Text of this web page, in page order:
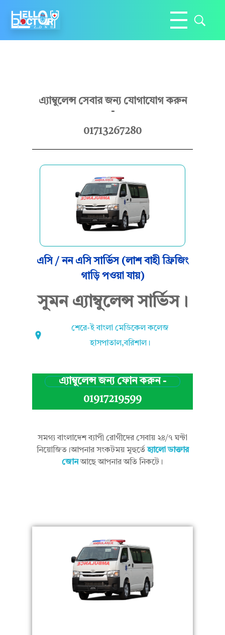
সং
ম
যা
ম্বু
লে
ন্স
এ্যাম্বুলেন্স সেবার জন্য যোগাযোগ করুন
-
01713267280
এসি / নন এসি সার্ভিস (লাশ বাহী ফ্রিজিং
গাড়ি পওয়া যায়)
সুমন এ্যাম্বুলেন্স সার্ভিস।
শেরে-ই বাংলা মেডিকেল কলেজ
হাসপাতাল,বরিশাল।
এ্যাম্বুলেন্স জন্য ফোন করুন -
01917219599
সমগ্য বাংলাদেশ ব্যাপী রোগীদের সেবায় ২৪/৭ ঘন্টা
নিয়োজিত।আপনার সংকটময় মূহুর্তেহ্যালো ডাক্তার
জোনআছে আপনার অতি নিকটে।